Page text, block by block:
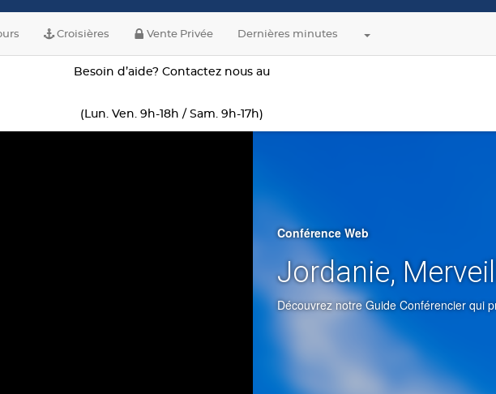
Conférence Web
Jordanie,
Découvrez notre Guide Conférencier qui
Croisières Vente Privée Dernières minutes
Besoin d’aide? Contactez nous au
(Lun. Ven. 9h-18h / Sam. 9h-17h)